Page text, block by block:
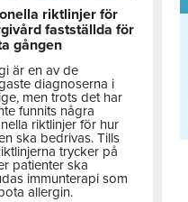
riktlinjer för
fastställda för
gången
är en av de
diagnoserna i
men trots det har
funnits några
riktlinjer för hur
ska bedrivas. Tills
trycker på
patienter ska
immunterapi som
allergin.